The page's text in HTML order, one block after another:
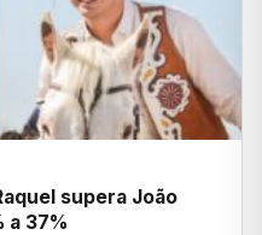
supera João
a 37%